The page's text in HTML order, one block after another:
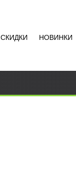
СКИДКИ НОВИНКИ